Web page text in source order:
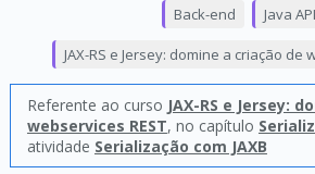
Back-end Java API
JAX-RS e Jersey: domine a criação de
Referente ao curso JAX-RS e Jersey:
webservices REST, no capítulo
atividade Serialização com JAXB